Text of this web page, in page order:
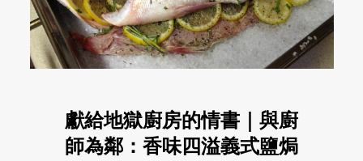
獻給地獄廚房的情書｜與廚
師為鄰：香味四溢義式鹽焗